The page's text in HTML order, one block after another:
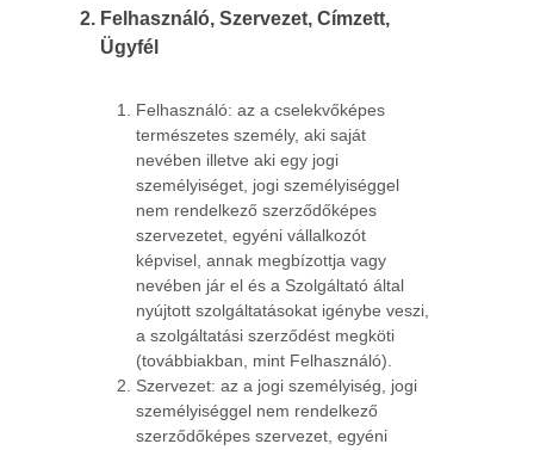
Felhasználó, Szervezet, Címzett,
Ügyfél
Felhasználó: az a cselekvőképes
természetes személy, aki saját
nevében illetve aki egy jogi
személyiséget, jogi személyiséggel
nem rendelkező szerződőképes
szervezetet, egyéni vállalkozót
képvisel, annak megbízottja vagy
nevében jár el és a Szolgáltató által
nyújtott szolgáltatásokat igénybe veszi,
a szolgáltatási szerződést megköti
(továbbiakban, mint Felhasználó).
Szervezet: az a jogi személyiség, jogi
személyiséggel nem rendelkező
szerződőképes szervezet, egyéni